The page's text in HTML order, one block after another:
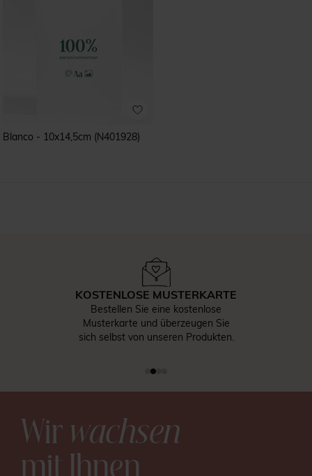
Blanco - 10x14,5cm (N401928)
SORGFÄLTIGE QUALITÄTSPRÜFUNG
Jedes Design durchläuft eine sorgfältige
Qualitätsprüfung, bevor es in unserer
hauseigenen Druckerei gefertigt wird.
Wirwachsen
mit Ihnen